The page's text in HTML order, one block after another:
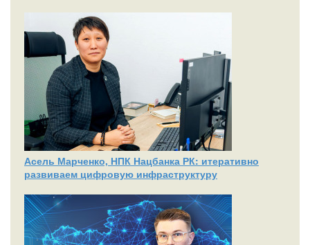
Асель Марченко, НПК Нацбанка РК: итеративно
развиваем цифровую инфраструктуру